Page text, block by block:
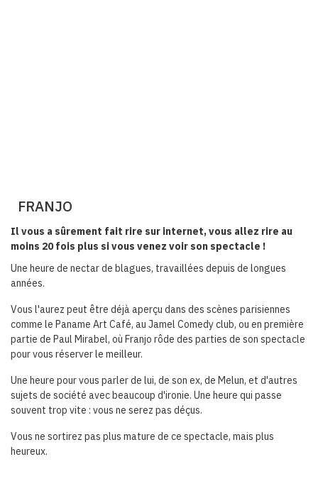
FRANJO
Il vous a sûrement fait rire sur internet, vous allez rire au
moins 20 fois plus si vous venez voir son spectacle !
Une heure de nectar de blagues, travaillées depuis de longues
années.
Vous l'aurez peut être déjà aperçu dans des scènes parisiennes
comme le Paname Art Café, au Jamel Comedy club, ou en première
partie de Paul Mirabel, où Franjo rôde des parties de son spectacle
pour vous réserver le meilleur.
Une heure pour vous parler de lui, de son ex, de Melun, et d'autres
sujets de société avec beaucoup d'ironie. Une heure qui passe
souvent trop vite : vous ne serez pas déçus.
Vous ne sortirez pas plus mature de ce spectacle, mais plus
heureux.